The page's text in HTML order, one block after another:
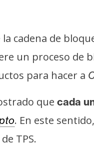
cadena de
un proceso de
para hacer a
que cada
. En este
TPS.